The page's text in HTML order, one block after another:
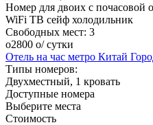
Номер для двоих с почасовой
WiFi ТВ сейф холодильник
Свободных мест: 3
o2800 o/ сутки
Отель на час метро Китай
Типы номеров:
Двухместный, 1 кровать
Доступные номера
Выберите места
Стоимость